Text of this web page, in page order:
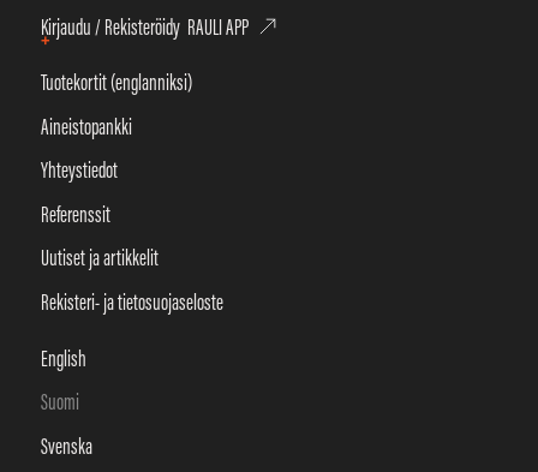
Kirjaudu / Rekisteröidy RAULI APP
+
Tuotekortit (englanniksi)
Aineistopankki
Yhteystiedot
Referenssit
Uutiset ja artikkelit
Rekisteri- ja tietosuojaseloste
English
Suomi
Svenska